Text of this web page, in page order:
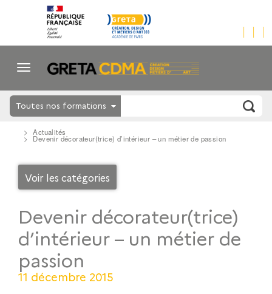
Toutes nos formations
Actualités
Devenir décorateur(trice) d’intérieur – un métier de passion
Voir les catégories
Devenir décorateur(trice)
d’intérieur – un métier de
passion
11 décembre 2015